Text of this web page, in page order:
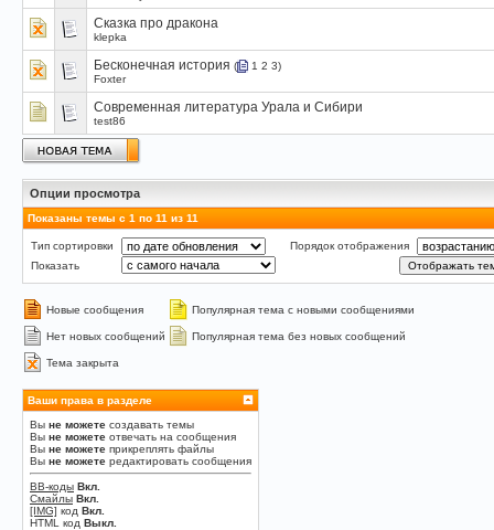
Сказка про дракона
klepka
Бесконечная история ( 1 2 3)
Foxter
Современная литература Урала и Сибири
test86
Опции просмотра
Показаны темы с 1 по 11 из 11
Тип сортировки
Порядок отображения
Показать
Новые сообщения Популярная тема с новыми сообщениями
Нет новых сообщений Популярная тема без новых сообщений
Тема закрыта
Ваши права в разделе
Вы не можете создавать темы
Вы не можете отвечать на сообщения
Вы не можете прикреплять файлы
Вы не можете редактировать сообщения
BB-коды Вкл.
Смайлы Вкл.
[IMG] код Вкл.
HTML код Выкл.